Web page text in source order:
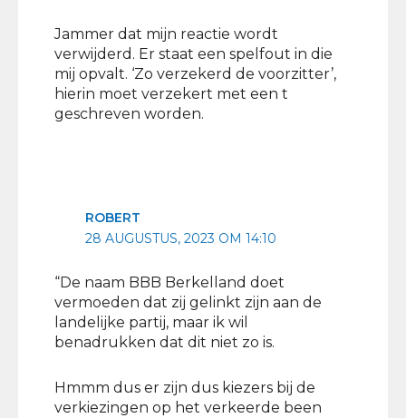
Jammer dat mijn reactie wordt
verwijderd. Er staat een spelfout in die
mij opvalt. ‘Zo verzekerd de voorzitter’,
hierin moet verzekert met een t
geschreven worden.
ROBERT
28 AUGUSTUS, 2023 OM 14:10
“De naam BBB Berkelland doet
vermoeden dat zij gelinkt zijn aan de
landelijke partij, maar ik wil
benadrukken dat dit niet zo is.
Hmmm dus er zijn dus kiezers bij de
verkiezingen op het verkeerde been